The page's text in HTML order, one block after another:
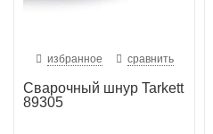
избранное сравнить
Сварочный шнур Tarkett
89305